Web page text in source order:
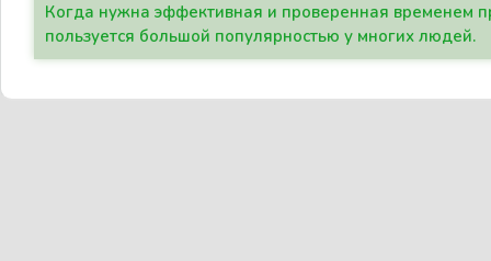
Когда нужна эффективная и проверенная временем
пользуется большой популярностью у многих людей.